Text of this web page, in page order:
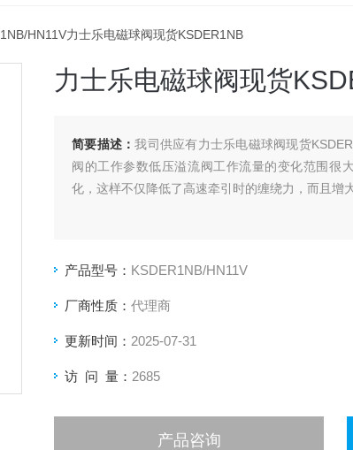
HN11V力士乐电磁球阀现货KSDER1NB
力士乐电磁球阀现货
简要描述：我司供应有力士乐电磁球阀现货
阀的工作参数低压溢流阀工作流量的变化范围很
化，这样不仅降低了高速牵引时的缠绕力，而且增
产品型号： KSDER1NB/HN11V
厂商性质： 代理商
更新时间： 2025-07-31
访 问 量： 2685
产品咨询